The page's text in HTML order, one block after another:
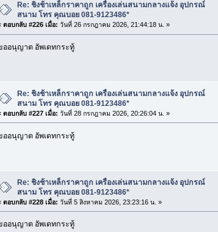
Re: ชิงช้าเหล็กราคาถูก เครื่องเล่นสนามกลางแจ้ง อุปกรณ์
สนาม โทร คุณบอย 081-9123486*
ตอบกลับ #226 เมื่อ: วันที่ 26 กรกฎาคม 2026, 21:44:18 น. »
ออนุญาต อัพเดทกระทู้
Re: ชิงช้าเหล็กราคาถูก เครื่องเล่นสนามกลางแจ้ง อุปกรณ์
สนาม โทร คุณบอย 081-9123486*
ตอบกลับ #227 เมื่อ: วันที่ 28 กรกฎาคม 2026, 20:26:04 น. »
ออนุญาต อัพเดทกระทู้
Re: ชิงช้าเหล็กราคาถูก เครื่องเล่นสนามกลางแจ้ง อุปกรณ์
สนาม โทร คุณบอย 081-9123486*
ตอบกลับ #228 เมื่อ: วันที่ 5 สิงหาคม 2026, 23:23:16 น. »
ออนุญาต อัพเดทกระทู้